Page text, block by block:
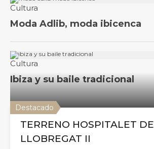
Destacado
TERRENO HOSPITALET DE
LLOBREGAT II